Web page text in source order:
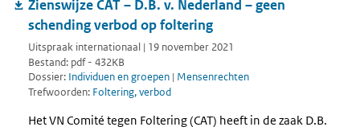
Zienswijze CAT – D.B. v. Nederland – geen
schending verbod op foltering
Uitspraak internationaal | 19 november 2021
Bestand: pdf - 432KB
Dossier: Individuen en groepen | Mensenrechten
Trefwoorden: Foltering, verbod
Het VN Comité tegen Foltering (CAT) heeft in de zaak D.B.